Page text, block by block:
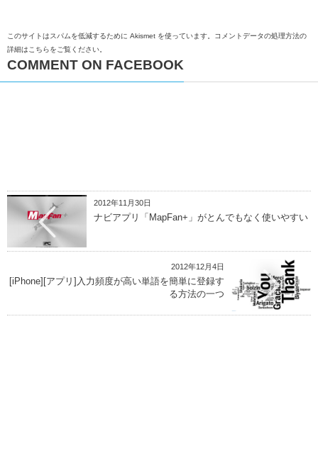
このサイトはスパムを低減するために Akismet を使っています。 コメントデータの処理方法の
詳細はこちらをご覧ください
COMMENT ON FACEBOOK
2012年11月30日
ナビアプリ「MapFan+」がとんでもなく使いやすい
2012年12月4日
[iPhone][アプリ]入力頻度が高い単語を簡単に登録す
る方法の一つ